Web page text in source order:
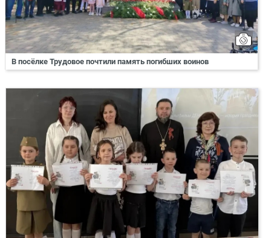
В посёлке Трудовое почтили память погибших воинов